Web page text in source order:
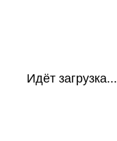
Идёт загрузка...